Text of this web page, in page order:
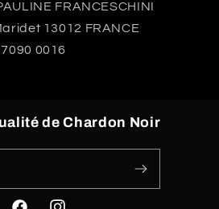
FRANCESCHINI
13012 FRANCE
7090 0016
de Chardon Noir